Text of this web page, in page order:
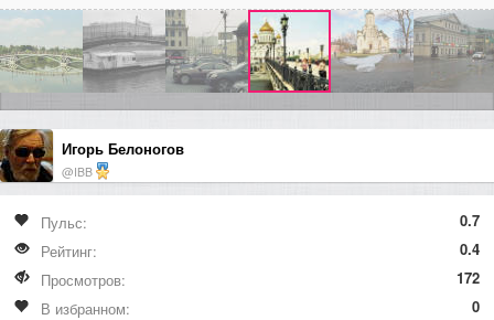
Игорь Белоногов
@IBB
Пульс:
0.7
Рейтинг:
0.4
Просмотров:
172
В избранном:
0